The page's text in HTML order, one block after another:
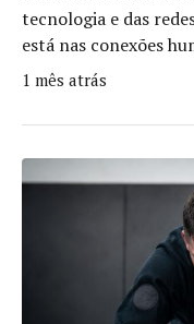
tecnologia e das
está nas conexões
1 mês atrás